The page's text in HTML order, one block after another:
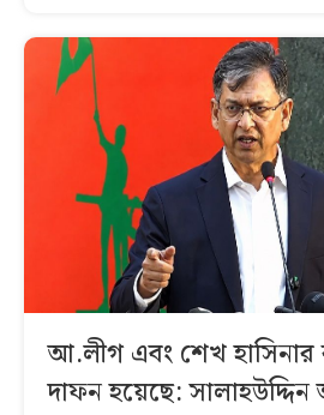
আ.লীগ এবং শেখ
দাফন হয়েছে: